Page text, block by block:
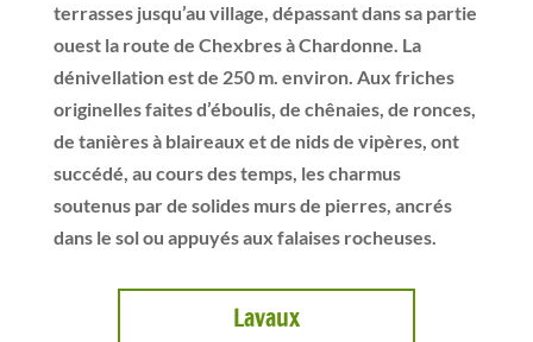
terrasses jusqu’au village, dépassant dans sa partie
ouest la route de Chexbres à Chardonne. La
dénivellation est de 250 m. environ. Aux friches
originelles faites d’éboulis, de chênaies, de ronces,
de tanières à blaireaux et de nids de vipères, ont
succédé, au cours des temps, les charmus
soutenus par de solides murs de pierres, ancrés
dans le sol ou appuyés aux falaises rocheuses.
Lavaux